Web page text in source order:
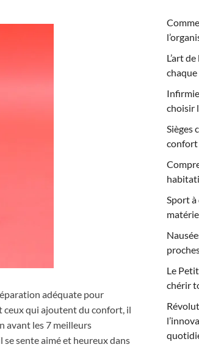
adéquate pour
ceux qui ajoutent du confort, il
avant les 7 meilleurs
se sente aimé et heureux dans
L’art
choisir
Sièges
confort
Sport à
Le
chérir